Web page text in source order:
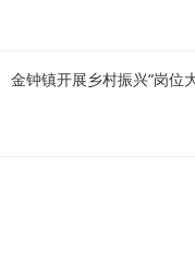
金钟镇开展乡村振兴“岗位